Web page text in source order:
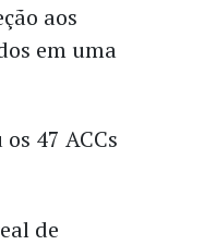
aos
em uma
47 ACCs
de